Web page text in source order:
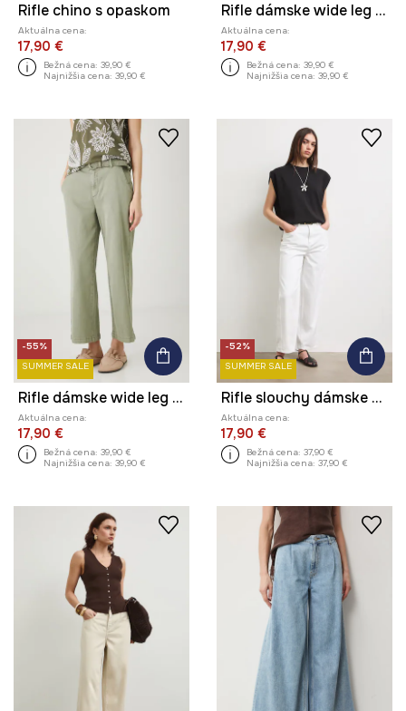
Rifle chino s opaskom
Aktuálna cena:
17,90 €
Bežná cena: 39,90 €
Najnižšia cena: 39,90 €
Rifle dámske wide leg s opaskom
Aktuálna cena:
17,90 €
Bežná cena: 39,90 €
Najnižšia cena: 39,90 €
-55%
SUMMER SALE
Rifle dámske wide leg s opaskom
Aktuálna cena:
17,90 €
Bežná cena: 39,90 €
Najnižšia cena: 39,90 €
-52%
SUMMER SALE
Rifle slouchy dámske high waist
Aktuálna cena:
17,90 €
Bežná cena: 37,90 €
Najnižšia cena: 37,90 €